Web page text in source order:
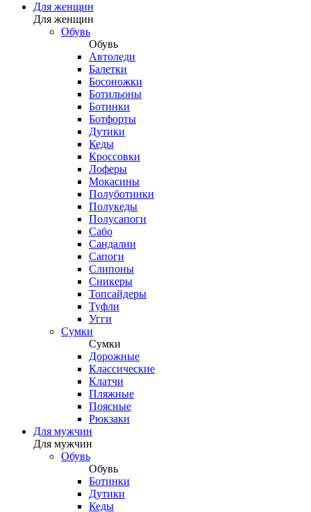
Для женщин
Для женщин
Обувь
Обувь
Автоледи
Балетки
Босоножки
Ботильоны
Ботинки
Ботфорты
Дутики
Кеды
Кроссовки
Лоферы
Мокасины
Полуботинки
Полукеды
Полусапоги
Сабо
Сандалии
Сапоги
Слипоны
Сникеры
Топсайдеры
Туфли
Угги
Сумки
Сумки
Дорожные
Классические
Клатчи
Пляжные
Поясные
Рюкзаки
Для мужчин
Для мужчин
Обувь
Обувь
Ботинки
Дутики
Кеды